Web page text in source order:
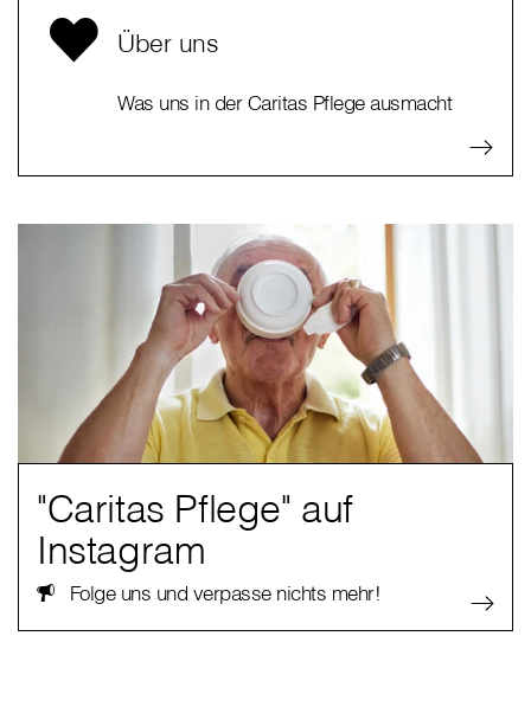
Über uns
Was uns in der Caritas Pflege ausmacht
"Caritas Pflege" auf
Instagram
Folge uns und verpasse nichts mehr!